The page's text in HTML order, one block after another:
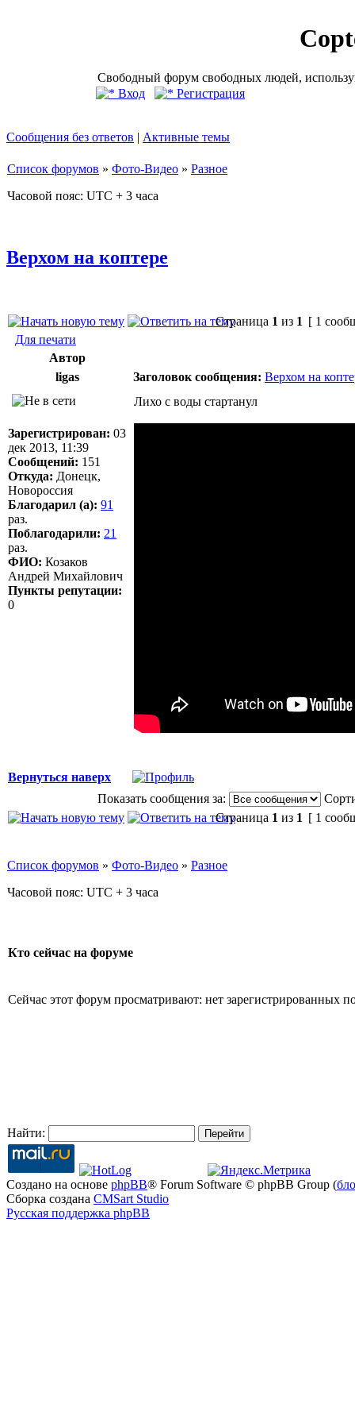
Свободный форум свободных людей,
Вход
Регистрация
Сообщения без ответов | Активные темы
Список форумов » Фото-Видео » Разное
Часовой пояс: UTC + 3 часа
Верхом на коптере
Страница 1 из 1 [ 1
Для печати
Автор
ligas
Заголовок сообщения: Верхом на
Зарегистрирован: 03
дек 2013, 11:39
Сообщений: 151
Откуда: Донецк,
Новороссия
Благодарил (а): 91
раз.
Поблагодарили: 21
раз.
ФИО: Козаков
Андрей Михайлович
Пункты репутации:
0
Лихо с воды стартанул
Вернуться наверх
Показать сообщения за:
Страница 1 из 1 [ 1
Список форумов » Фото-Видео » Разное
Часовой пояс: UTC + 3 часа
Кто сейчас на форуме
Сейчас этот форум просматривают: нет зарегистрированных
Найти:
Создано на основе phpBB® Forum Software © phpBB Group (
Сборка создана CMSart Studio
Русская поддержка phpBB